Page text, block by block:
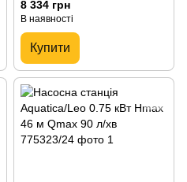
8 334 грн
В наявності
Купити